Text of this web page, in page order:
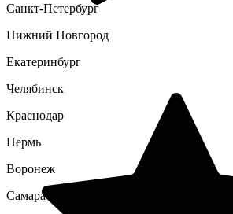
Санкт-Петербург
Нижний Новгород
Екатеринбург
Челябинск
Краснодар
Пермь
Воронеж
Самара